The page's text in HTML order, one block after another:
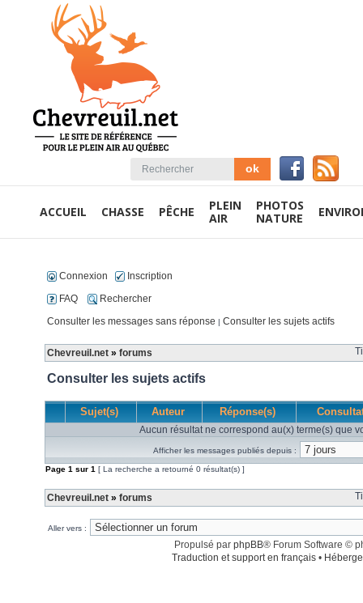
ACCUEIL CHASSE PÊCHE
PLEIN
AIR
PHOTOS
NATURE
Connexion
Inscription
FAQ
Rechercher
Consulter les messages sans réponse | Consulter les sujets actifs
Chevreuil.net » forums
Consulter les sujets actifs
Sujet(s) Auteur Réponse(s)
Aucun résultat ne correspond au(x) terme(s) que
Afficher les messages publiés depuis :
Page 1 sur 1 [ La recherche a retourné 0 résultat(s) ]
Chevreuil.net » forums
Aller vers :
Propulsé par phpBB® Forum Software ©
Traduction et support en français •